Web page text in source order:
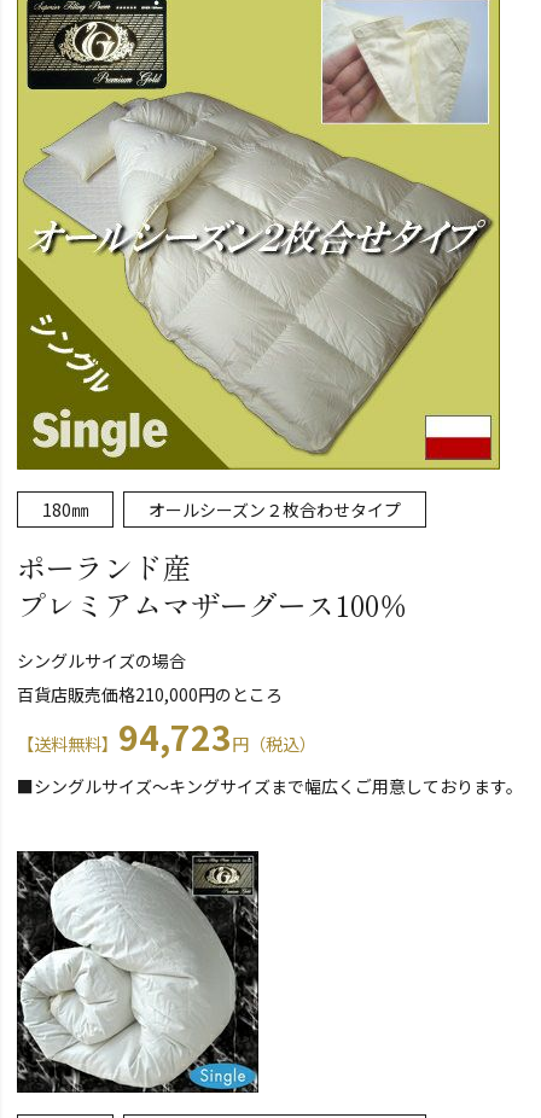
180㎜ オールシーズン２枚合わせタイプ
ポーランド産
プレミアムマザーグース100％
シングルサイズの場合
百貨店販売価格210,000円のところ
【送料無料】 94,723円（税込）
■シングルサイズ～キングサイズまで幅広くご用意しております。